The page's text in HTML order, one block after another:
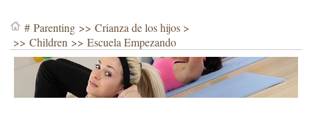
#Parenting >>Crianza de los hijos >
>>Children >>Escuela Empezando